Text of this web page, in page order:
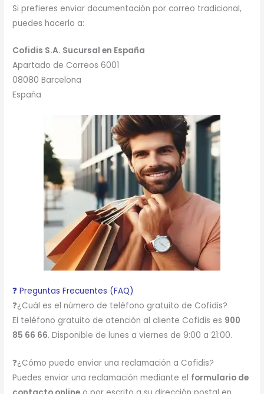
Si prefieres enviar documentación por correo tradicional,
puedes hacerlo a:
Cofidis S.A. Sucursal en España
Apartado de Correos 6001
08080 Barcelona
España
❓ Preguntas Frecuentes (FAQ)
❓¿Cuál es el número de teléfono gratuito de Cofidis?
El teléfono gratuito de atención al cliente Cofidis es 900
85 66 66. Disponible de lunes a viernes de 9:00 a 21:00.
❓¿Cómo puedo enviar una reclamación a Cofidis?
Puedes enviar una reclamación mediante el formulario de